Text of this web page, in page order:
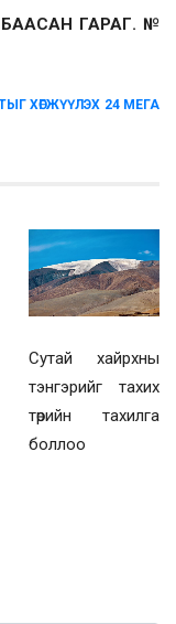
БААСАН ГАРАГ. №
ХӨГЖҮҮЛЭХ 24 МЕГА
Сутай хайрхны
тэнгэрийг тахих
төрийн тахилга
боллоо